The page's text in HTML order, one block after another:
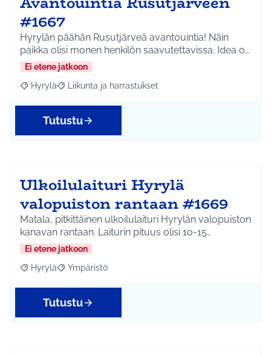
#1667
Hyrylän päähän Rusutjärveä avantouintia! Näin
paikka olisi monen henkilön saavutettavissa. Idea o…
Ei etene jatkoon
Rajaa tulokset aihepiirin mukaan: Hyrylä
Hyrylä Rajaa tulokset teeman mukaan: Liikunta ja
Liikunta ja harrastukset
Tutustu
Ulkoilulaituri Hyrylä
valopuiston rantaan #1669
Matala, pitkittäinen ulkoilulaituri Hyrylän valopuiston
kanavan rantaan. Laiturin pituus olisi 10-15…
Ei etene jatkoon
Rajaa tulokset aihepiirin mukaan: Hyrylä
Hyrylä Rajaa tulokset teeman mukaan: Ympäristö
Ympäristö
Tutustu